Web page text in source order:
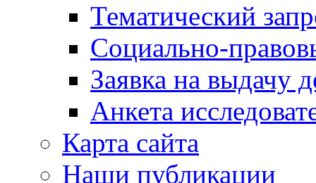
Тематический
Социально-
Заявка на выдачу
Анкета
Карта сайта
Наши публикации